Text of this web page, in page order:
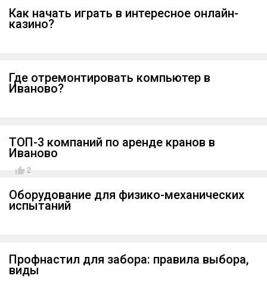
Как начать играть в интересное онлайн-
казино?
Где отремонтировать компьютер в
Иваново?
ТОП-3 компаний по аренде кранов в
Иваново
2
Оборудование для физико-механических
испытаний
Профнастил для забора: правила выбора,
виды